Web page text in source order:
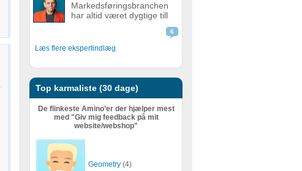
det er lovligt. AI er en
meget bred betegnelse
Markedsføringsbranchen
har altid været dygtige till
at pakke gammel fisk ind i
Nogle gange lidt for
dygtige. Giv en støvet,
meget kr...
6
Læs flere ekspertindlæg
Top karmaliste (30 dage)
De flinkeste Amino’er der hjælper mest
med "Giv mig feedback på mit
website/webshop"
Geometry (4)